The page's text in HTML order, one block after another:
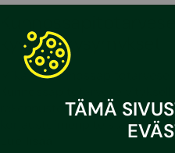
TÄMÄ
kysytyt kysymykset
Mikä on
rakennusten ja kiinteistöjen
korjaustoimenpiteistä,…